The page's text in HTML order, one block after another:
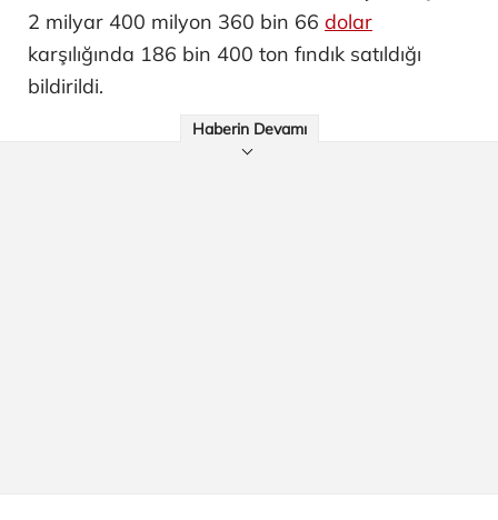
2 milyar 400 milyon 360 bin 66 dolar
karşılığında 186 bin 400 ton fındık satıldığı
bildirildi.
Haberin Devamı